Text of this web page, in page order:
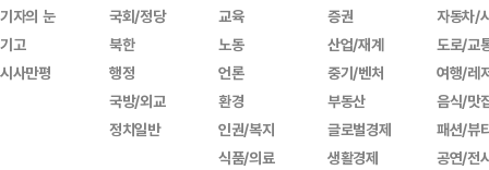
기자의 눈
기고
시사만평
국회/정당
북한
행정
국방/외교
정치일반
교육
노동
언론
환경
인권/복지
식품/의료
증권
산업/재계
중기/벤처
부동산
글로벌경제
생활경제
자동차/
도로/교
여행/레
음식/맛
패션/뷰
공연/전